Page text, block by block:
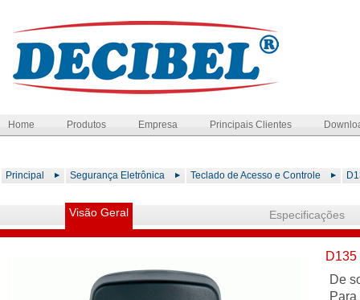
Home Produtos Empresa Principais Clientes
Principal Segurança Eletrônica Teclado de Acesso e Controle
Visão Geral Especificações
De